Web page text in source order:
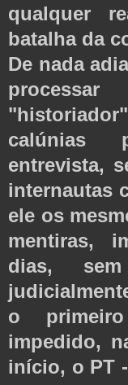
qualquer
batalha da
De nada
calúnias
entrevista,
internautas
ele os
mentiras,
dias,
o
impedido,
início, o PT